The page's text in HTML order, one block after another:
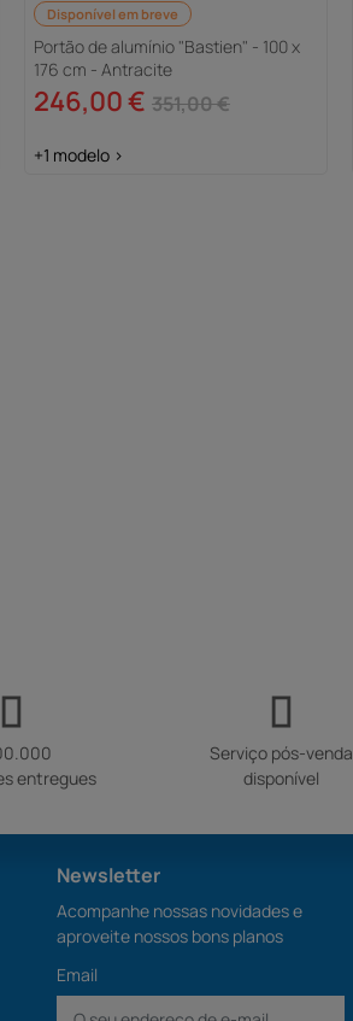
Disponível em breve
Portão de alumínio "Bastien" - 100 x
176 cm - Antracite
246,00 € 351,00 €
+1 modelo >
entregues
Serviço pós-venda
disponível
Newsletter
Acompanhe nossas novidades e
aproveite nossos bons planos
Email